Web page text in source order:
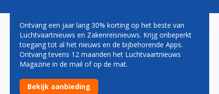
DOMPER VOOR MAASTRICHT
AIRPORT: LUMIWINGS
STAAKT LIJNDIENST
Ontvang een jaar lang 30% korting op het beste van
Luchtvaartnieuws en Zakenreisnieuws. Krijg onbeperkt
toegang tot al het nieuws en de bijbehorende Apps.
Ontvang tevens 12 maanden het Luchtvaartnieuws
Magazine in de mail of op de mat.
Bekijk aanbieding